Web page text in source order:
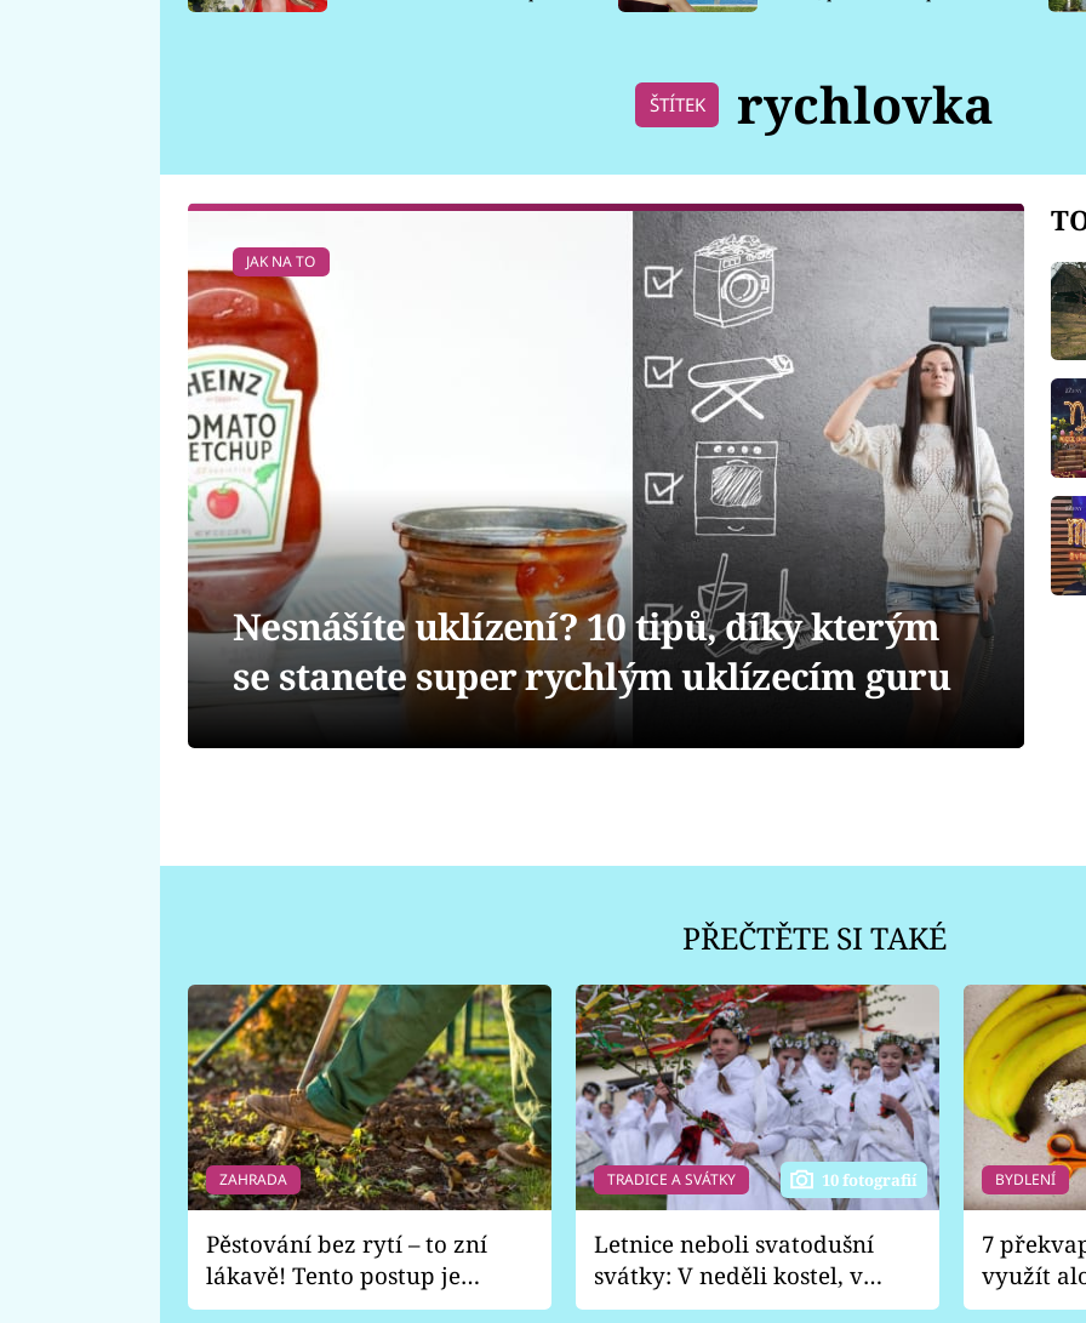
ŠTÍTEK rychlovka
JAK NA TO
Nesnášíte uklízení? 10 tipů, díky kterým
se stanete super rychlým uklízecím guru
PŘEČTĚTE SI TAKÉ
ZAHRADA
Pěstování bez rytí – to zní
lákavě! Tento postup je
vhodný jen pro některé
TRADICE A SVÁTKY 10 fotografií
Letnice neboli svatodušní
svátky: V neděli kostel, v
pondělí zábava
BYDLENÍ
7
využít